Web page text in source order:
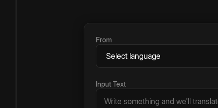
From
Input Text